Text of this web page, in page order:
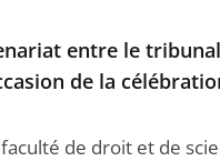
entre le
de la
de droit et de